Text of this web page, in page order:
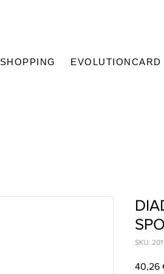
SHOPPING EVOLUTIONCARD
SKU:
40,26